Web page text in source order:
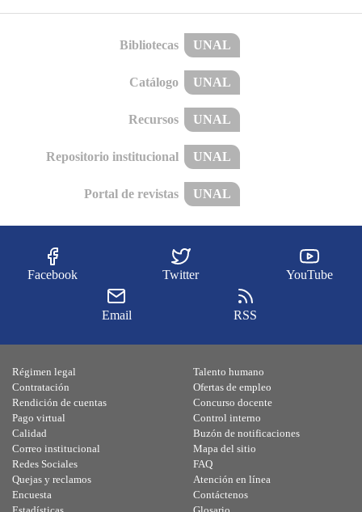
Bibliotecas UNAL
Catálogo UNAL
Recursos UNAL
Repositorio institucional UNAL
Portal de revistas UNAL
Facebook Twitter YouTube
Email RSS
Régimen legal
Contratación
Rendición de cuentas
Pago virtual
Calidad
Talento humano
Ofertas de empleo
Concurso docente
Control interno
Buzón de notificaciones
Correo institucional
Redes Sociales
Quejas y reclamos
Encuesta
Mapa del sitio
FAQ
Atención en línea
Contáctenos